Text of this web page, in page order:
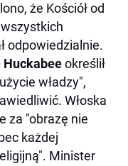
że Kościół od
odpowiedzialnie.
Huckabeeokreślił
władzy",
Włoska
za "obrazę nie
każdej
Minister